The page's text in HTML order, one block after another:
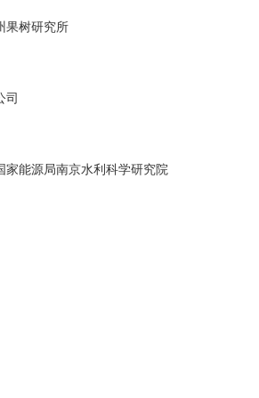
果树研究所
司
家能源局南京水利科学研究院